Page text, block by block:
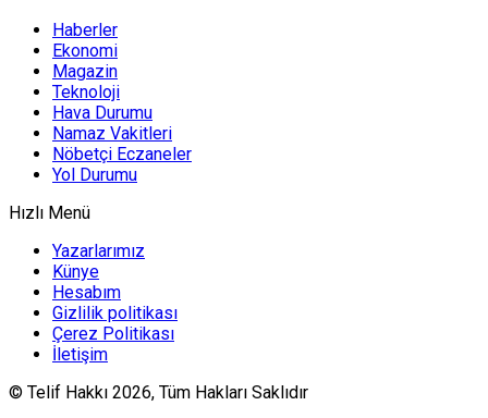
Haberler
Ekonomi
Magazin
Teknoloji
Hava Durumu
Namaz Vakitleri
Nöbetçi Eczaneler
Yol Durumu
Hızlı Menü
Yazarlarımız
Künye
Hesabım
Gizlilik politikası
Çerez Politikası
İletişim
© Telif Hakkı 2026, Tüm Hakları Saklıdır